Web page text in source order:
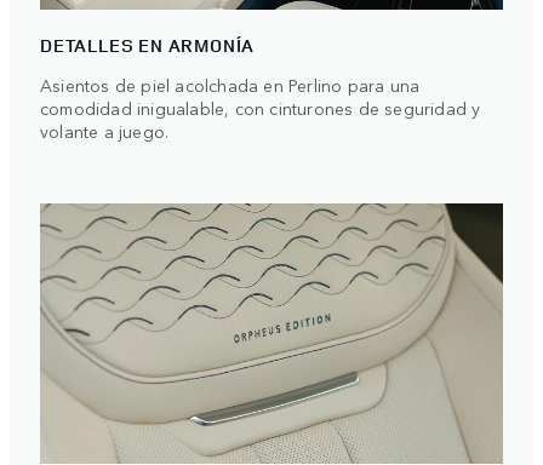
DETALLES EN ARMONÍA
Asientos de piel acolchada en Perlino para una
comodidad inigualable, con cinturones de seguridad y
volante a juego.